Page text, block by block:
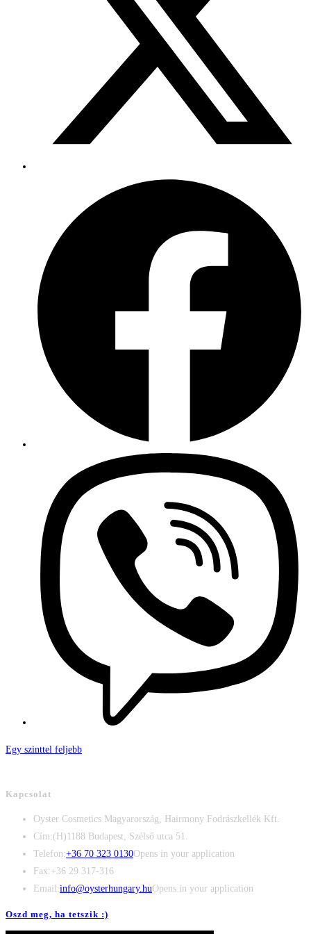
Egy szinttel feljebb
Kapcsolat
Oyster Cosmetics Magyarország, Hairmony Fodrászkellék Kft.
Cím:(H)1188 Budapest, Szélső utca 51.
Telefon:+36 70 323 0130Opens in your application
Fax:+36 29 317-316
Email:info@oysterhungary.huOpens in your application
Oszd meg, ha tetszik :)